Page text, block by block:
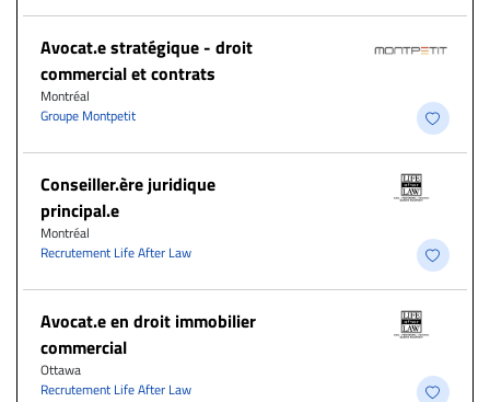
Avocat.e stratégique - droit
commercial et contrats
Montréal
Groupe Montpetit
Conseiller.ère juridique
principal.e
Montréal
Recrutement Life After Law
Avocat.e en droit immobilier
commercial
Ottawa
Recrutement Life After Law